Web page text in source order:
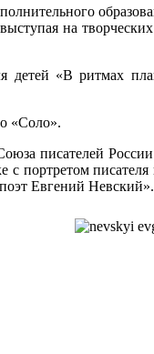
на творческих
детей «В ритмах
«Соло».
писателей
портретом писателя
Евгений Невский».